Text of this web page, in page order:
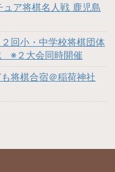
ュア将棋名人戦 鹿児島
回小・中学校将棋団体
※２大会同時開催
将棋合宿＠稲荷神社